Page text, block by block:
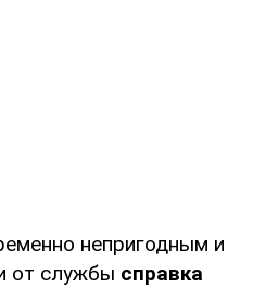
непригодным и
от службы справка